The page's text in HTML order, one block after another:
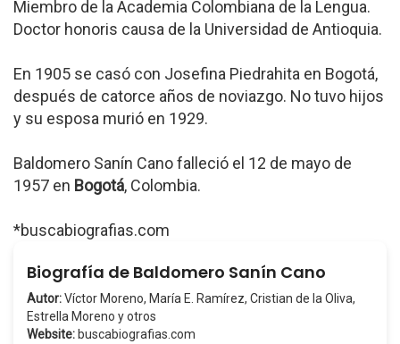
Miembro de la Academia Colombiana de la Lengua.
Doctor honoris causa de la Universidad de Antioquia.
En 1905 se casó con Josefina Piedrahita en Bogotá,
después de catorce años de noviazgo. No tuvo hijos
y su esposa murió en 1929.
Baldomero Sanín Cano falleció el 12 de mayo de
1957 en Bogotá, Colombia.
*buscabiografias.com
Biografía de Baldomero Sanín Cano
Autor:Víctor Moreno, María E. Ramírez, Cristian de la Oliva,
Estrella Moreno y otros
Website: buscabiografias.com